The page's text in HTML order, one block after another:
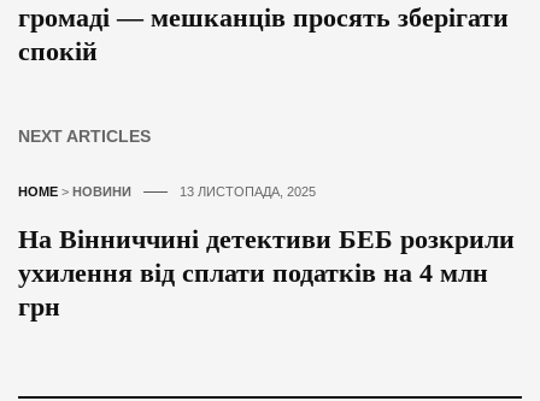
громаді — мешканців просять зберігати
спокій
NEXT ARTICLES
HOME > НОВИНИ 13 ЛИСТОПАДА, 2025
На Вінниччині детективи БЕБ розкрили
ухилення від сплати податків на 4 млн
грн